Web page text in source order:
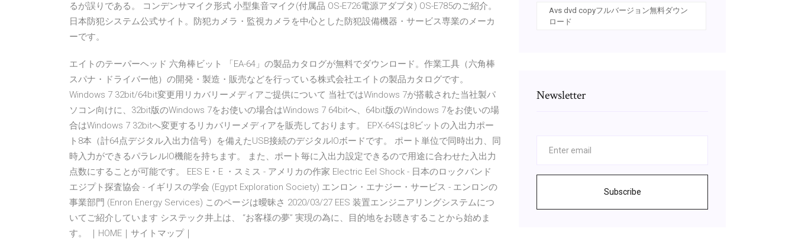
るが誤りである。 コンデンサマイク形式 小型集音マイク(付属品 OS-E726電源アダプタ) OS-E785のご紹介。
日本防犯システム公式サイト。防犯カメラ・監視カメラを中心とした防犯設備機器・サービス専業のメーカ
ーです。
エイトのテーパーヘッド 六角棒ビット 「EA-64」の製品カタログが無料でダウンロード。作業工具（六角棒
スパナ・ドライバー他）の開発・製造・販売などを行っている株式会社エイトの製品カタログです。
Windows 7 32bit/64bit変更用リカバリーメディアご提供について 当社ではWindows 7が搭載された当社製パ
ソコン向けに、32bit版のWindows 7をお使いの場合はWindows 7 64bitへ、64bit版のWindows 7をお使いの場
合はWindows 7 32bitへ変更するリカバリーメディアを販売しております。 EPX-64Sは8ビットの入出力ポー
ト8本（計64点デジタル入出力信号）を備えたUSB接続のデジタルIOボードです。 ポート単位で同時出力、同
時入力ができるパラレルIO機能を持ちます。 また、ポート毎に入出力設定できるので用途に合わせた入出力
点数にすることが可能です。 EES E・E ・スミス - アメリカの作家 Electric Eel Shock - 日本のロックバンド
エジプト探査協会 - イギリスの学会 (Egypt Exploration Society) エンロン・エナジー・サービス - エンロンの
事業部門 (Enron Energy Services) このページは曖昧さ 2020/03/27 EES 装置エンジニアリングシステムにつ
いてご紹介しています システック井上は、 “お客様の夢” 実現の為に、目的地をお聴きすることから始めま
す。 ｜HOME｜サイトマップ｜
Avs dvd copyフルバージョン無料ダウン
ロード
Newsletter
Subscribe